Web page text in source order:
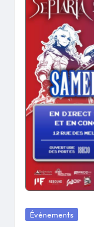
Posted
Événements